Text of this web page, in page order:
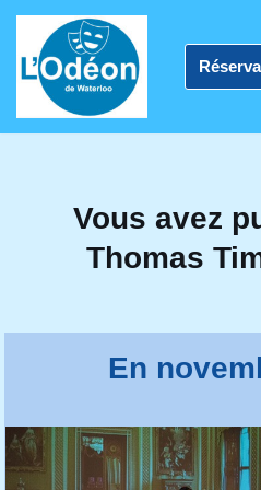
Aller
au
contenu
Vous avez
Thomas
En